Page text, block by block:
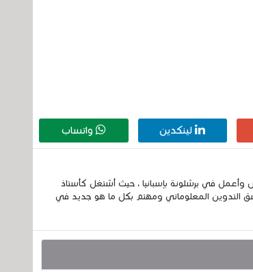
لينكدين واتساب
، مغربي الجنسية ، عمري 42 سنة ، أعيش وأعمل في برشلونة بإسبانيا ، حيث أشتغل كأستاذ
التدوين المعلوماتي ومهتم بكل ما هو جديد في